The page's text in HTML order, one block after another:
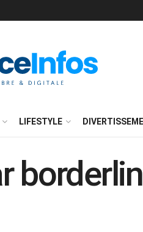
LIFESTYLE